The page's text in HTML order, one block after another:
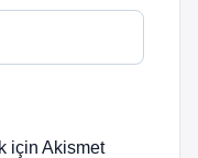
için Akismet